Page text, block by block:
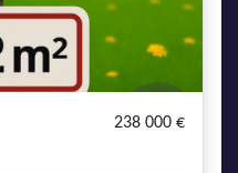
238 000 €